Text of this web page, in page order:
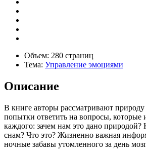
Объем: 280 страниц
Тема: Управление эмоциями
Описание
В книге авторы рассматривают
попытки ответить на вопросы, которые
каждого: зачем нам это дано природой?
снам? Что это? Жизненно важная
ночные забавы утомленного за день